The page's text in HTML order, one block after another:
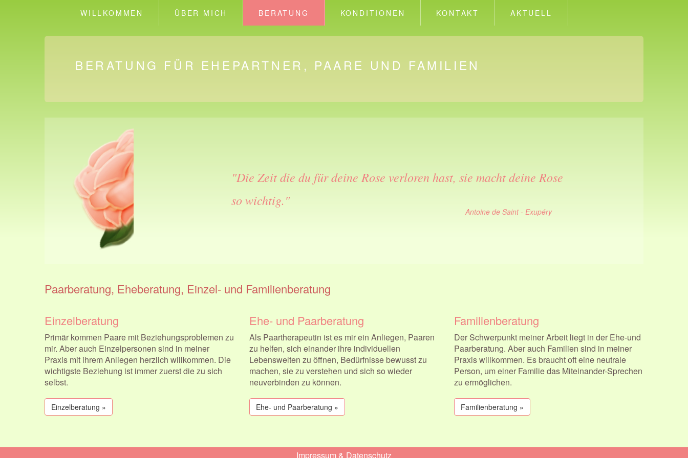
WILLKOMMEN ÜBER MICH BERATUNG KONDITIONEN KONTAKT AKTUELL
BERATUNG FÜR EHEPARTNER, PAARE UND FAMILIEN
"Die Zeit die du für deine Rose verloren hast, sie macht deine Rose
so wichtig."
Antoine de Saint - Exupéry
Paarberatung, Eheberatung, Einzel- und Familienberatung
Einzelberatung
Primär kommen Paare mit Beziehungsproblemen zu
mir. Aber auch Einzelpersonen sind in meiner
Praxis mit ihrem Anliegen herzlich willkommen. Die
wichtigste Beziehung ist immer zuerst die zu sich
selbst.
Einzelberatung »
Ehe- und Paarberatung
Als Paartherapeutin ist es mir ein Anliegen, Paaren
zu helfen, sich einander ihre individuellen
Lebenswelten zu öffnen, Bedürfnisse bewusst zu
machen, sie zu verstehen und sich so wieder
neuverbinden zu können.
Ehe- und Paarberatung »
Familienberatung
Der Schwerpunkt meiner Arbeit liegt in der Ehe-und
Paarberatung. Aber auch Familien sind in meiner
Praxis willkommen. Es braucht oft eine neutrale
Person, um einer Familie das Miteinander-Sprechen
zu ermöglichen.
Familienberatung »
Impressum & Datenschutz